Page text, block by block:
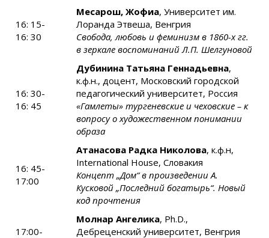
16: 15-
16: 30
Месарош, Жофиа, Университет им.
Лоранда Этвеша, Венгрия
Свобода, любовь и феминизм в 1860-х гг.
в зеркале воспоминаний Л.П. Шелгуновой
16: 30-
16: 45
Дубинина Татьяна Геннадьевна,
к.ф.н., доцент, Московский городской
педагогический университет, Россия
«Гамлеты» тургеневские и чеховские – к
вопросу о художественном понимании
образа
16: 45-
17:00
Атанасова Радка Николова, к.ф.н,
International House, Словакия
Концепт „Дом“ в произведении А.
Кусковой „Последний богатырь“. Новый
код прочтения
17:00-
Молнар Ангелика, Ph.D.,
Дебреценский университет, Венгрия